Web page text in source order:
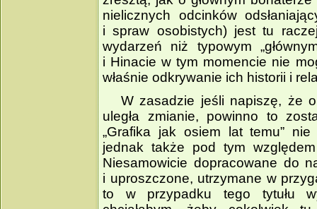
nielicznych odcinków
i spraw osobistych) jest tu
wydarzeń niż typowym
i Hinacie w tym momencie nie
właśnie odkrywanie ich historii i
W zasadzie jeśli napiszę, że
uległa zmianie, powinno to
„Grafika jak osiem lat temu”
jednak także pod tym
Niesamowicie dopracowane do
i uproszczone, utrzymane w
to w przypadku tego tytułu